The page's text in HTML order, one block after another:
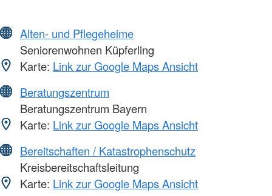
Alten- und Pflegeheime
Seniorenwohnen Küpferling
Karte: Link zur Google Maps Ansicht
Beratungszentrum
Beratungszentrum Bayern
Karte: Link zur Google Maps Ansicht
Bereitschaften / Katastrophenschutz
Kreisbereitschaftsleitung
Karte: Link zur Google Maps Ansicht